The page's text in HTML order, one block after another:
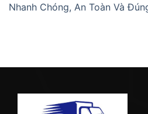
Nhanh Chóng, An Toàn Và